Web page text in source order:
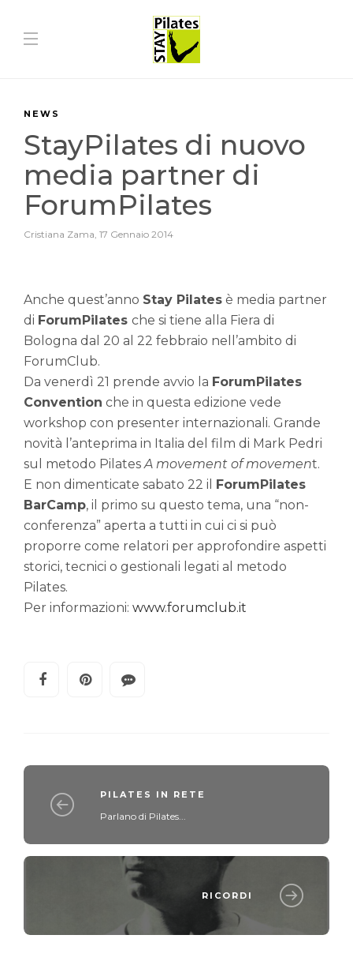
NEWS
StayPilates di nuovo
media partner di
ForumPilates
Cristiana Zama, 17 Gennaio 2014
Anche quest’anno Stay Pilates è media partner
di ForumPilates che si tiene alla Fiera di
Bologna dal 20 al 22 febbraio nell’ambito di
ForumClub.
Da venerdì 21 prende avvio la ForumPilates
Convention che in questa edizione vede
workshop con presenter internazionali. Grande
novità l’anteprima in Italia del film di Mark Pedri
sul metodo PilatesA movement of movement.
E non dimenticate sabato 22 il ForumPilates
BarCamp, il primo su questo tema, una “non-
conferenza” aperta a tutti in cui ci si può
proporre come relatori per approfondire aspetti
storici, tecnici o gestionali legati al metodo
Pilates.
Per informazioni: www.forumclub.it
PILATES IN RETE
Parlano di Pilates...
RICORDI